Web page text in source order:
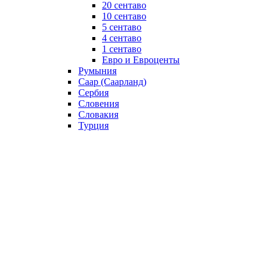
20 сентаво
10 сентаво
5 сентаво
4 сентаво
1 сентаво
Евро и Евроценты
Румыния
Саар (Саарланд)
Сербия
Словения
Словакия
Турция